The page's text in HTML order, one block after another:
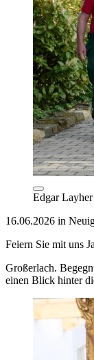
Edgar Layher
16.06.2026 in
Feiern Sie mit uns
Großerlach.
einen Blick hinter